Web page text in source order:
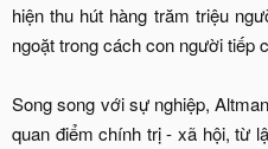
hiện thu hút hàng trăm triệu
ngoặt trong cách con người tiếp
Song song với sự nghiệp,
quan điểm chính trị - xã hội, từ